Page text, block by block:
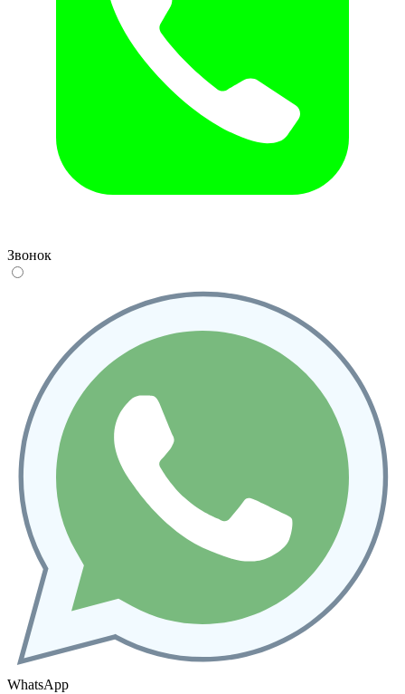
Звонок
WhatsApp